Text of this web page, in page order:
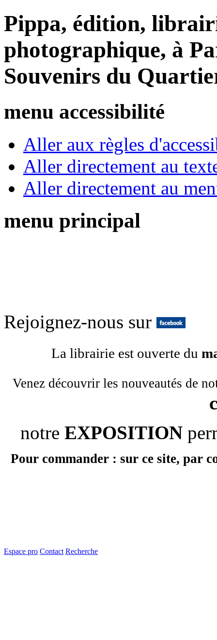
Pippa, édition,
photographique, à
Souvenirs du
menu accessibilité
Aller aux règles
Aller directement au
Aller directement au
menu principal
Rejoignez-nous sur
La librairie est ouverte du
Venez découvrir les nouveautés de
notre EXPOSITION
Pour commander : sur ce site, par
Espace pro Contact Recherche